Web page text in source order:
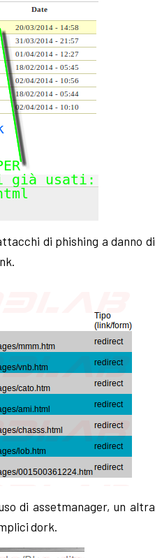
di phishing a danno di
di assetmanager, un altra
dork.